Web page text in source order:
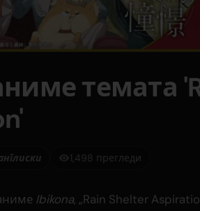
темата
1,498 прегледи
Ibikona, „Rain Shelter